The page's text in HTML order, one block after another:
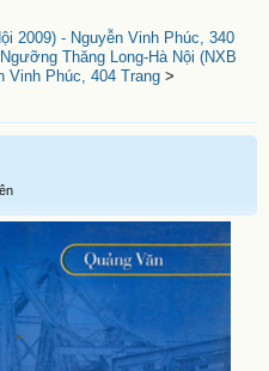
2009) - Nguyễn Vinh Phúc, 340
Thăng Long-Hà Nội (NXB
Vinh Phúc, 404 Trang>